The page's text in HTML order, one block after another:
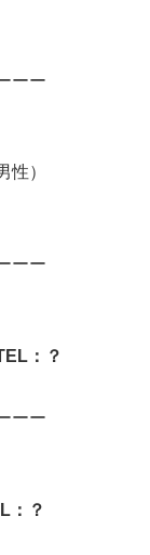
ーー
男性）
ーー
：？
ーー
：？